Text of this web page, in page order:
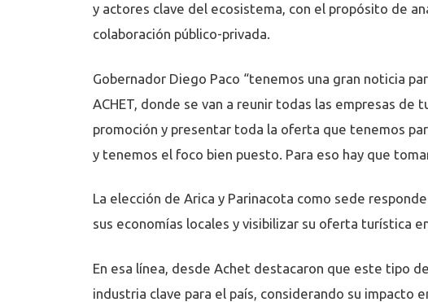
y actores clave del ecosistema, con el propósito de
colaboración público-privada.
Gobernador Diego Paco “tenemos una gran noticia
ACHET, donde se van a reunir todas las empresas
promoción y presentar toda la oferta que tenemos
y tenemos el foco bien puesto. Para eso hay que
La elección de Arica y Parinacota como sede
sus economías locales y visibilizar su oferta turística
En esa línea, desde Achet destacaron que este tipo
industria clave para el país, considerando su